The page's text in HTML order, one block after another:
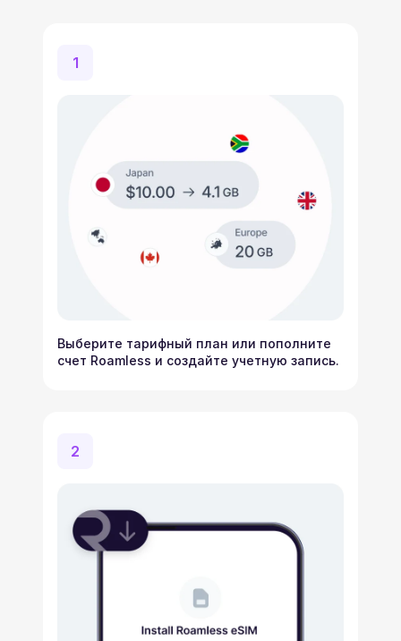
1
Выберите тарифный план или пополните
счет Roamless и создайте учетную запись.
2